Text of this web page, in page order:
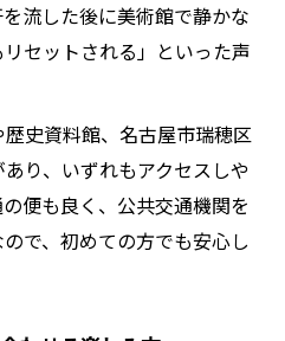
流した後に美術館で静かな
セットされる」といった声
史資料館、名古屋市瑞穂区
り、いずれもアクセスしや
便も良く、公共交通機関を
で、初めての方でも安心し